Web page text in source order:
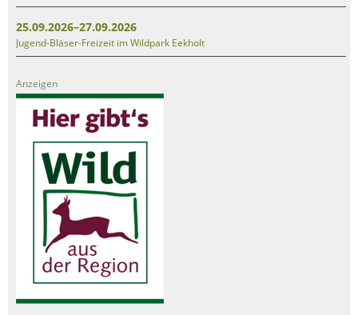
25.09.2026–27.09.2026
Jugend-Bläser-Freizeit im Wildpark Eekholt
Anzeigen